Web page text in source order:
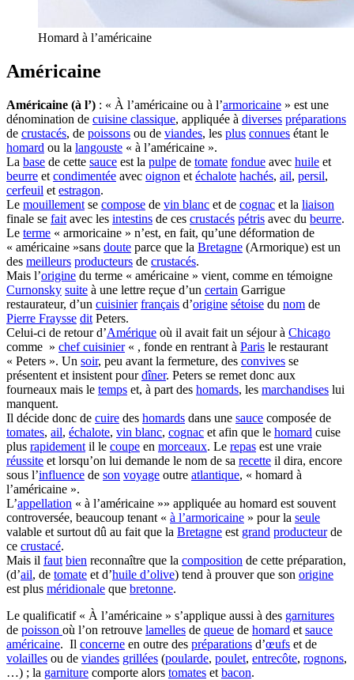
Homard à l’américaine
Américaine
Américaine (à l’) : « À l’américaine ou à l’armoricaine » est une
dénomination de cuisine classique, appliquée à diverses préparations
de crustacés, de poissons ou de viandes, les plus connues étant le
homard ou la langouste « à l’américaine ».
La base de cette sauce est la pulpe de tomate fondue avec huile et
beurre et condimentée avec oignon et échalote hachés, ail, persil,
cerfeuil et estragon.
Le mouillement se compose de vin blanc et de cognac et la liaison
finale se fait avec les intestins de ces crustacés pétris avec du beurre.
Le terme « armoricaine » n’est, en fait, qu’une déformation de
« américaine »sans doute parce que la Bretagne (Armorique) est un
des meilleurs producteurs de crustacés.
Mais l’origine du terme « américaine » vient, comme en témoigne
Curnonsky suite à une lettre reçue d’un certain Garrigue
restaurateur, d’un cuisinier français d’origine sétoise du nom de
Pierre Fraysse dit Peters.
Celui-ci de retour d’Amérique où il avait fait un séjour à Chicago
comme » chef cuisinier« , fonde en rentrant à Paris le restaurant
« Peters ». Un soir, peu avant la fermeture, des convives se
présentent et insistent pourdîner. Peters se remet donc aux
fourneaux mais le temps et, à part des homards, les marchandises lui
manquent.
Il décide donc de cuire des homards dans une sauce composée de
tomates, ail, échalote, vin blanc, cognac et afin que le homard cuise
plus rapidement il le coupe en morceaux. Le repas est une vraie
réussite et lorsqu’on lui demande le nom de sa recette il dira, encore
sous l’influence de son voyage outre atlantique, « homard à
l’américaine ».
L’appellation « à l’américaine »» appliquée au homard est souvent
controversée, beaucoup tenant « à l’armoricaine » pour la seule
valable et surtout dû au fait que la Bretagne est grand producteurde
ce crustacé.
Mais il faut bien reconnaître que la composition de cette préparation,
(d’ail, de tomate et d’huile d’olive) tend à prouver que son origine
est plus méridionale que bretonne.
Le qualificatif « À l’américaine » s’applique aussi à des garnitures
de poisson où l’on retrouve lamelles de queue de homard et sauce
américaine. Il concerne en outre des préparations d’œufs et de
volailles ou de viandes grillées (poularde, poulet, entrecôte, rognons,
…) ; la garniture comporte alors tomates et bacon.